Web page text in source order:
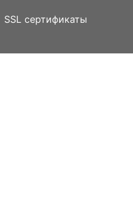
SSL сертификаты